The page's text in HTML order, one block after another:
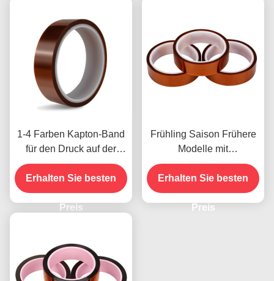
1-4 Farben Kapton-Band
für den Druck auf der
Vorderseite
Erhalten Sie besten
Preis
Frühling Saison Frühere
Modelle mit
Feuchtigkeitsbeständigke
it und 2,5N/25mm
Schälfestigkeit
Erhalten Sie besten
Preis